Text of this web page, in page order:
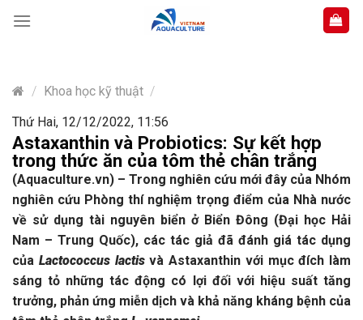
content
/ Khoa học kỹ thuật /
Thứ Hai, 12/12/2022, 11:56
Astaxanthin và Probiotics: Sự kết hợp
trong thức ăn của tôm thẻ chân trắng
(Aquaculture.vn) – Trong nghiên cứu mới đây của Nhóm
nghiên cứu Phòng thí nghiệm trọng điểm của Nhà nước
về sử dụng tài nguyên biển ở Biển Đông (Đại học Hải
Nam – Trung Quốc), các tác giả đã đánh giá tác dụng
của Lactococcus lactisvà Astaxanthin với mục đích làm
sáng tỏ những tác động có lợi đối với hiệu suất tăng
trưởng, phản ứng miễn dịch và khả năng kháng bệnh của